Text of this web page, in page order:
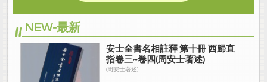
NEW-最新
安士全書名相註釋 第十冊 西歸直
指卷三~卷四(周安士著述)
(周安士著述)